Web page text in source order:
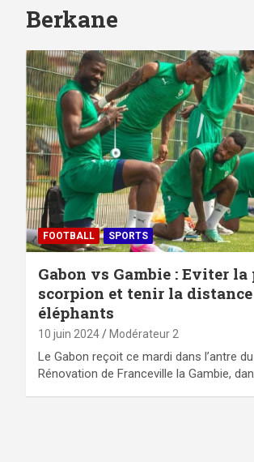
Berkane
FOOTBALL SPORTS
Gabon vs Gambie : Eviter
scorpion et tenir la
éléphants
10 juin 2024 Modérateur 2
Le Gabon reçoit ce mardi dans l’antre
Rénovation de Franceville la Gambie,